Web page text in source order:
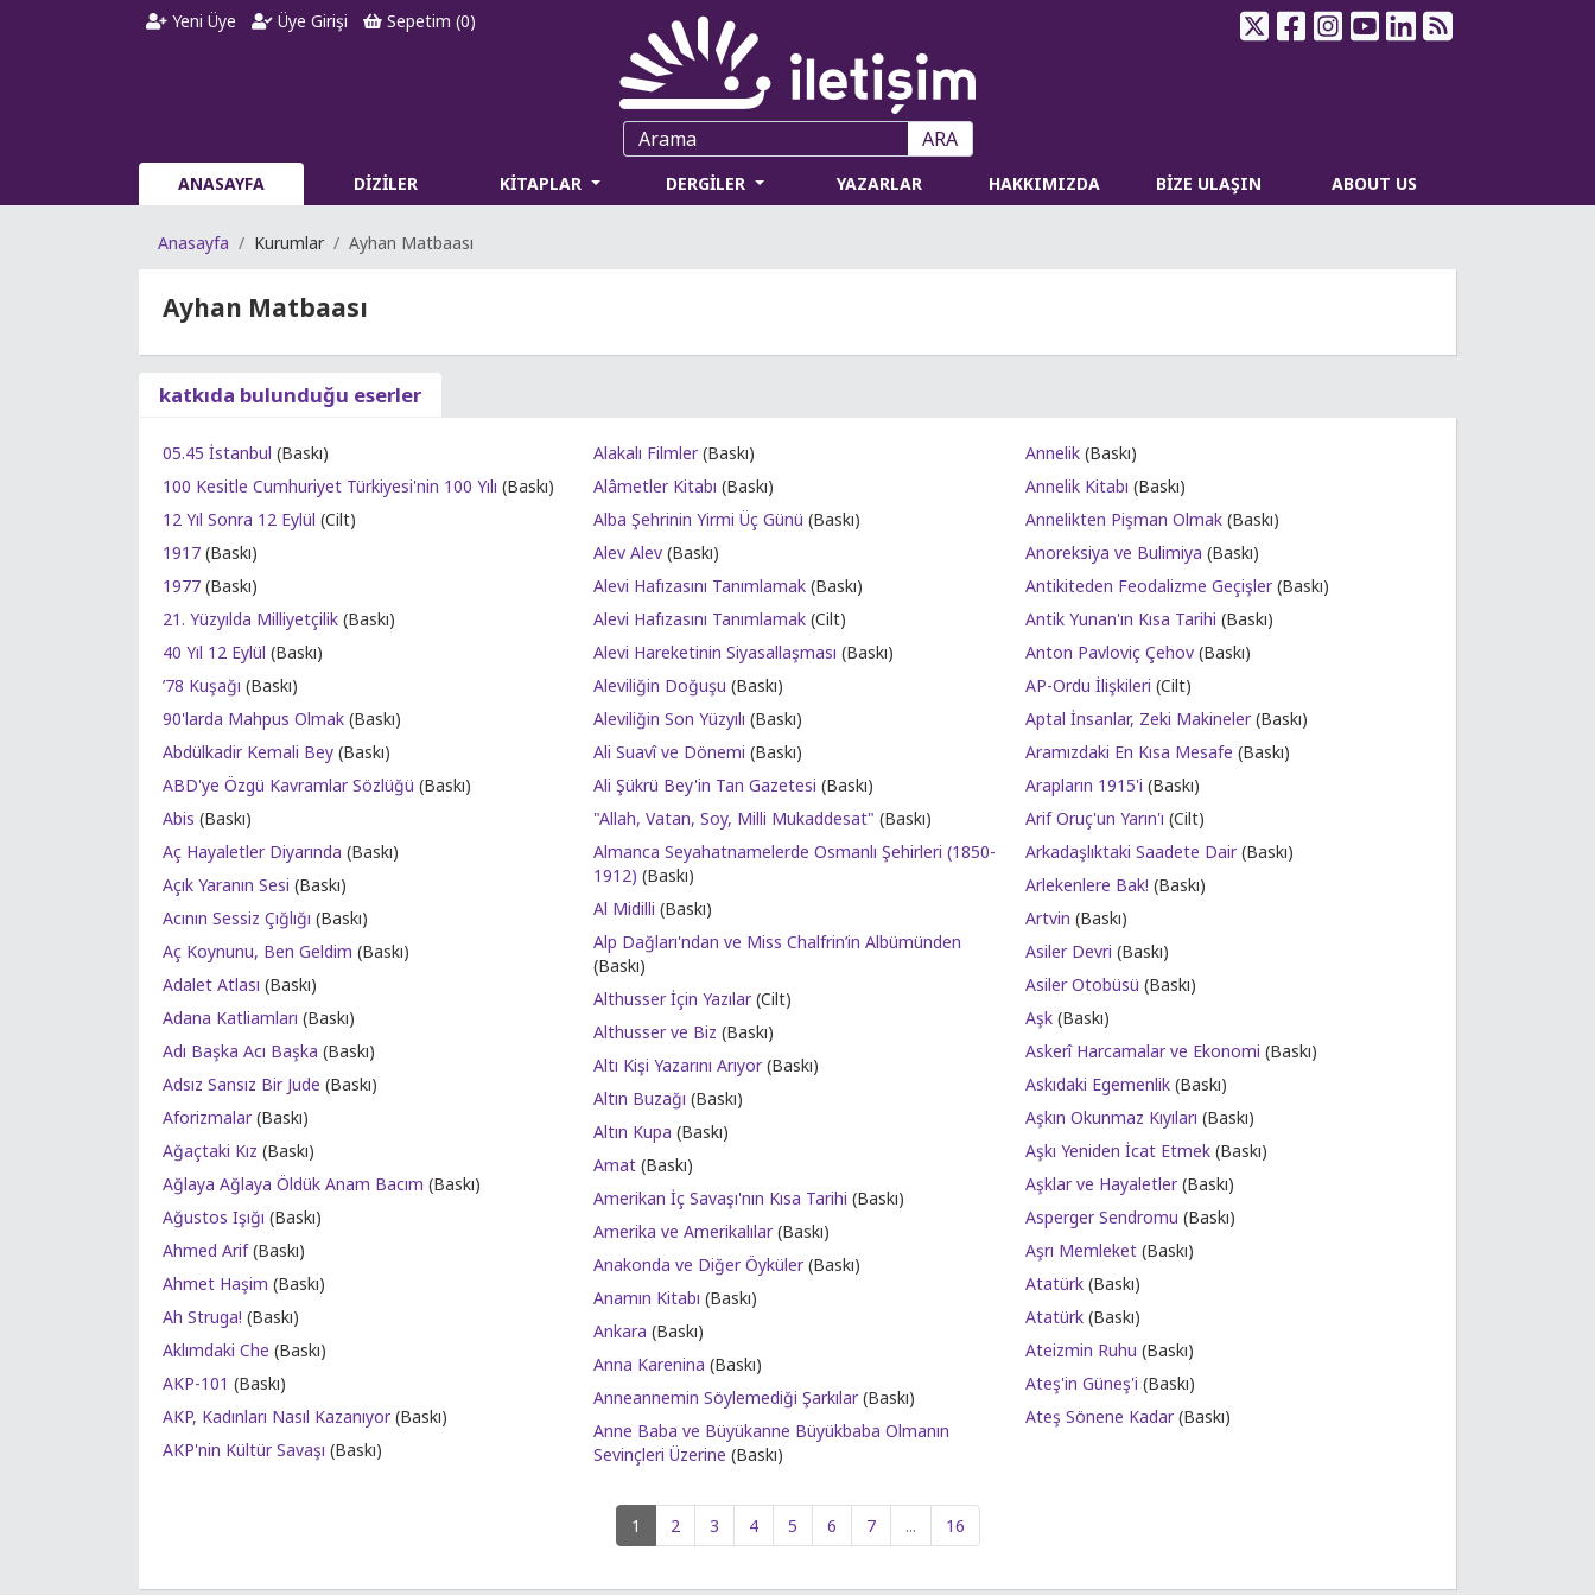
Yeni Üye Üye Girişi Sepetim (0)
ARA
ANASAYFA DİZİLER KİTAPLAR DERGİLER YAZARLAR HAKKIMIZDA BİZE ULAŞIN ABOUT US
Anasayfa Kurumlar Ayhan Matbaası
Ayhan Matbaası
katkıda bulunduğu eserler
05.45 İstanbul (Baskı)
100 Kesitle Cumhuriyet Türkiyesi'nin 100 Yılı (Baskı)
12 Yıl Sonra 12 Eylül (Cilt)
1917 (Baskı)
1977 (Baskı)
21. Yüzyılda Milliyetçilik (Baskı)
40 Yıl 12 Eylül (Baskı)
’78 Kuşağı (Baskı)
90'larda Mahpus Olmak (Baskı)
Abdülkadir Kemali Bey (Baskı)
ABD'ye Özgü Kavramlar Sözlüğü (Baskı)
Abis (Baskı)
Aç Hayaletler Diyarında (Baskı)
Açık Yaranın Sesi (Baskı)
Acının Sessiz Çığlığı (Baskı)
Aç Koynunu, Ben Geldim (Baskı)
Adalet Atlası (Baskı)
Adana Katliamları (Baskı)
Adı Başka Acı Başka (Baskı)
Adsız Sansız Bir Jude (Baskı)
Aforizmalar(Baskı)
Ağaçtaki Kız (Baskı)
Ağlaya Ağlaya Öldük Anam Bacım (Baskı)
Ağustos Işığı (Baskı)
Ahmed Arif(Baskı)
Ahmet Haşim (Baskı)
Ah Struga! (Baskı)
Aklımdaki Che (Baskı)
AKP-101 (Baskı)
AKP, Kadınları Nasıl Kazanıyor(Baskı)
AKP'nin Kültür Savaşı (Baskı)
Alakalı Filmler(Baskı)
Alâmetler Kitabı (Baskı)
Alba Şehrinin Yirmi Üç Günü (Baskı)
Alev Alev (Baskı)
Alevi Hafızasını Tanımlamak (Baskı)
Alevi Hafızasını Tanımlamak (Cilt)
Alevi Hareketinin Siyasallaşması (Baskı)
Aleviliğin Doğuşu (Baskı)
Aleviliğin Son Yüzyılı (Baskı)
Ali Suavî ve Dönemi (Baskı)
Ali Şükrü Bey'in Tan Gazetesi (Baskı)
"Allah, Vatan, Soy, Milli Mukaddesat" (Baskı)
Almanca Seyahatnamelerde Osmanlı Şehirleri (1850-
1912) (Baskı)
Al Midilli (Baskı)
Alp Dağları'ndan ve Miss Chalfrin’in Albümünden
(Baskı)
Althusser İçin Yazılar(Cilt)
Althusser ve Biz (Baskı)
Altı Kişi Yazarını Arıyor(Baskı)
Altın Buzağı (Baskı)
Altın Kupa (Baskı)
Amat (Baskı)
Amerikan İç Savaşı'nın Kısa Tarihi (Baskı)
Amerika ve Amerikalılar(Baskı)
Anakonda ve Diğer Öyküler(Baskı)
Anamın Kitabı (Baskı)
Ankara (Baskı)
Anna Karenina (Baskı)
Anneannemin Söylemediği Şarkılar(Baskı)
Anne Baba ve Büyükanne Büyükbaba Olmanın
Sevinçleri Üzerine (Baskı)
Annelik(Baskı)
Annelik Kitabı (Baskı)
Annelikten Pişman Olmak(Baskı)
Anoreksiya ve Bulimiya (Baskı)
Antikiteden Feodalizme Geçişler(Baskı)
Antik Yunan'ın Kısa Tarihi (Baskı)
Anton Pavloviç Çehov(Baskı)
AP-Ordu İlişkileri (Cilt)
Aptal İnsanlar, Zeki Makineler(Baskı)
Aramızdaki En Kısa Mesafe (Baskı)
Arapların 1915'i (Baskı)
Arif Oruç'un Yarın'ı (Cilt)
Arkadaşlıktaki Saadete Dair(Baskı)
Arlekenlere Bak! (Baskı)
Artvin (Baskı)
Asiler Devri (Baskı)
Asiler Otobüsü (Baskı)
Aşk(Baskı)
Askerî Harcamalar ve Ekonomi (Baskı)
Askıdaki Egemenlik(Baskı)
Aşkın Okunmaz Kıyıları (Baskı)
Aşkı Yeniden İcat Etmek(Baskı)
Aşklar ve Hayaletler(Baskı)
Asperger Sendromu (Baskı)
Aşrı Memleket(Baskı)
Atatürk(Baskı)
Atatürk(Baskı)
Ateizmin Ruhu (Baskı)
Ateş'in Güneş'i (Baskı)
Ateş Sönene Kadar(Baskı)
1 2 3 4 5 6 7 ... 16